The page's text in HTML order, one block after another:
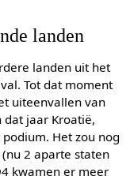
landen
landen uit het
Tot dat moment
uiteenvallen van
dat jaar Kroatië,
Het zou nog
2 aparte staten
kwamen er meer